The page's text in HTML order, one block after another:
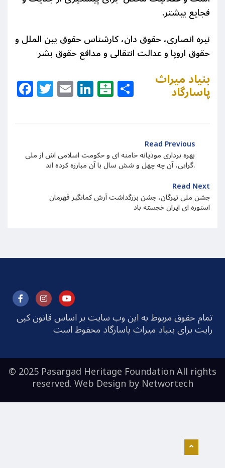
فجایع بیشتر.
نیره انصاری، حقوق دان، کارشناس حقوق بین الملل و
حقوق اروپا و عدالت انتقالی و مدافع حقوق بشر
Facebook
Twitter
EmailLinkedIn
Balatarin
Share
بنیاد میراث
پاسارگاد
Read Previous
بهره برداری موذیانه خامنه ای و حکومت اسلامی اش از ملی
گرایی، آن چه چهل و شش سال با آن مبارزه کرده اند.
Read Next
جشن ملی تیرگان، جشن بزرگداشت آرش کمانگیر قهرمان
استوره ای ایران خجسته باد
تمام حقوق مربوط به این وب سایت بر اساس قانون کپی
رایت برای بنیاد میراث پاسارگاد محفوظ است
© 2025 Pasargad Heritage Foundation All rights
reserved. Web Design byNetwortech